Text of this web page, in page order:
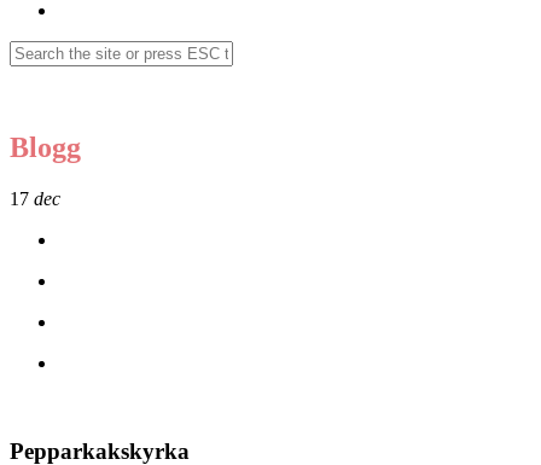
Blogg
17 dec
Pepparkakskyrka